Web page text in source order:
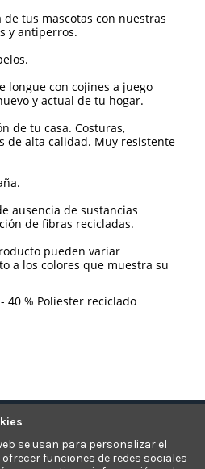
tus mascotas con nuestras
y antiperros.
longue con cojines a juego
y actual de tu hogar.
de tu casa. Costuras,
de alta calidad. Muy resistente
ausencia de sustancias
de fibras recicladas.
pueden variar
a los colores que muestra su
40 % Poliester reciclado
se usan para personalizar el
funciones de redes sociales